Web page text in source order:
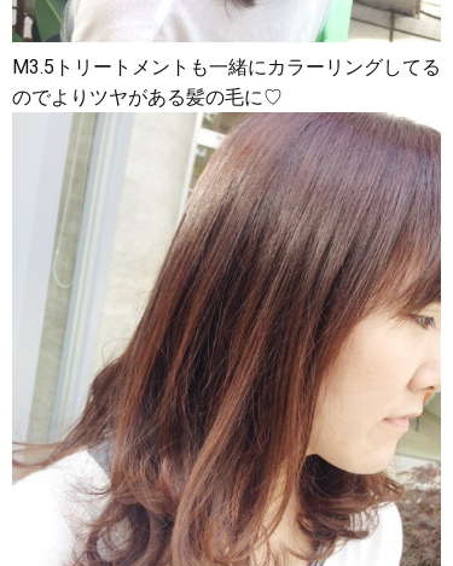
M3.5トリートメントも一緒にカラーリングしてる
のでよりツヤがある髪の毛に♡